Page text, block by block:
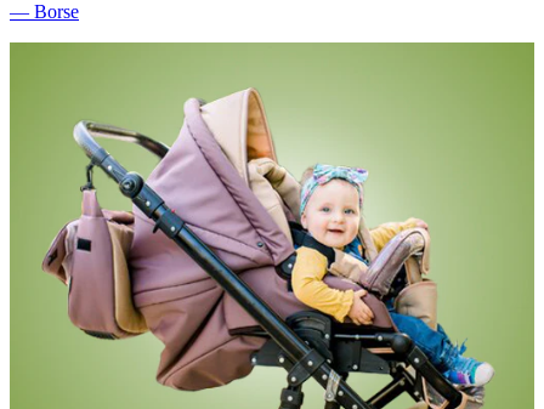
― Borse